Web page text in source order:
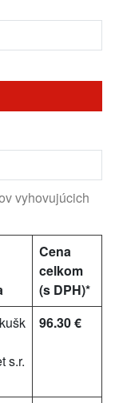
vyhovujúcich
Cena
celkom
(s DPH)*
s.r.
96.30 €